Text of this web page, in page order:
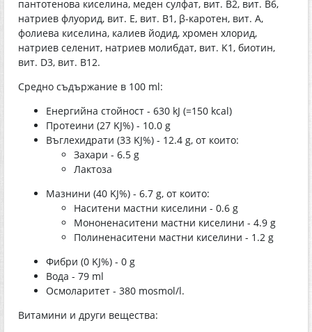
пантотенова киселина, меден сулфат, вит. В2, вит. В6,
натриев флуорид, вит. Е, вит. В1, β-каротен, вит. А,
фолиева киселина, калиев йодид, хромен хлорид,
натриев селенит, натриев молибдат, вит. K1, биотин,
вит. D3, вит. В12.
Средно съдържание в 100 ml:
Енергийна стойност - 630 kJ (=150 kcal)
Протеини (27 KJ%) - 10.0 g
Въглехидрати (33 KJ%) - 12.4 g, от които:
Захари - 6.5 g
Лактоза
Мазнини (40 KJ%) - 6.7 g, от които:
Наситени мастни киселини - 0.6 g
Мононенаситени мастни киселини - 4.9 g
Полиненаситени мастни киселини - 1.2 g
Фибри (0 KJ%) - 0 g
Вода - 79 ml
Осмоларитет - 380 mosmol/l.
Витамини и други вещества: